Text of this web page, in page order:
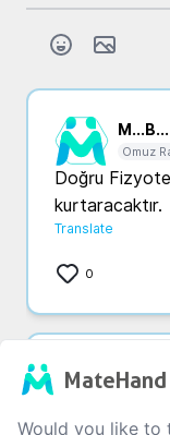
M...B...
Omuz
Doğru
kurtaracaktır.
Translate
0
R...A...
Sakin özele
MateHand
Would you like to